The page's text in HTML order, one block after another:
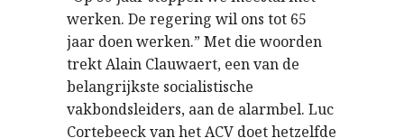
werken. De regering wil ons tot 65
jaar doen werken.” Met die woorden
trekt Alain Clauwaert, een van de
belangrijkste socialistische
vakbondsleiders, aan de alarmbel. Luc
Cortebeeck van het ACV doet hetzelfde